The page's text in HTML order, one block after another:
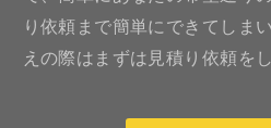
り依頼まで簡単にできてしま
えの際はまずは見積り依頼を